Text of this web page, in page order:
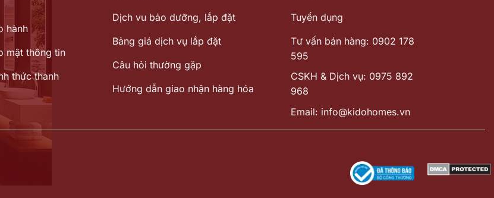
hành
mật thông tin
thức thanh
Dịch vu bảo dưỡng, lắp đặt
Bảng giá dịch vụ lắp đặt
Câu hỏi thường gặp
Hướng dẫn giao nhận hàng hóa
Tuyển dụng
Tư vấn bán hàng: 0902 178
595
CSKH & Dịch vụ: 0975 892
968
Email: info@kidohomes.vn